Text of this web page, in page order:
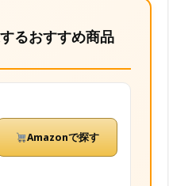
るおすすめ商品
Amazonで探す